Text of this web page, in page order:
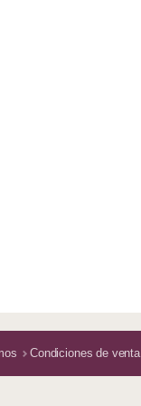
Condiciones de venta